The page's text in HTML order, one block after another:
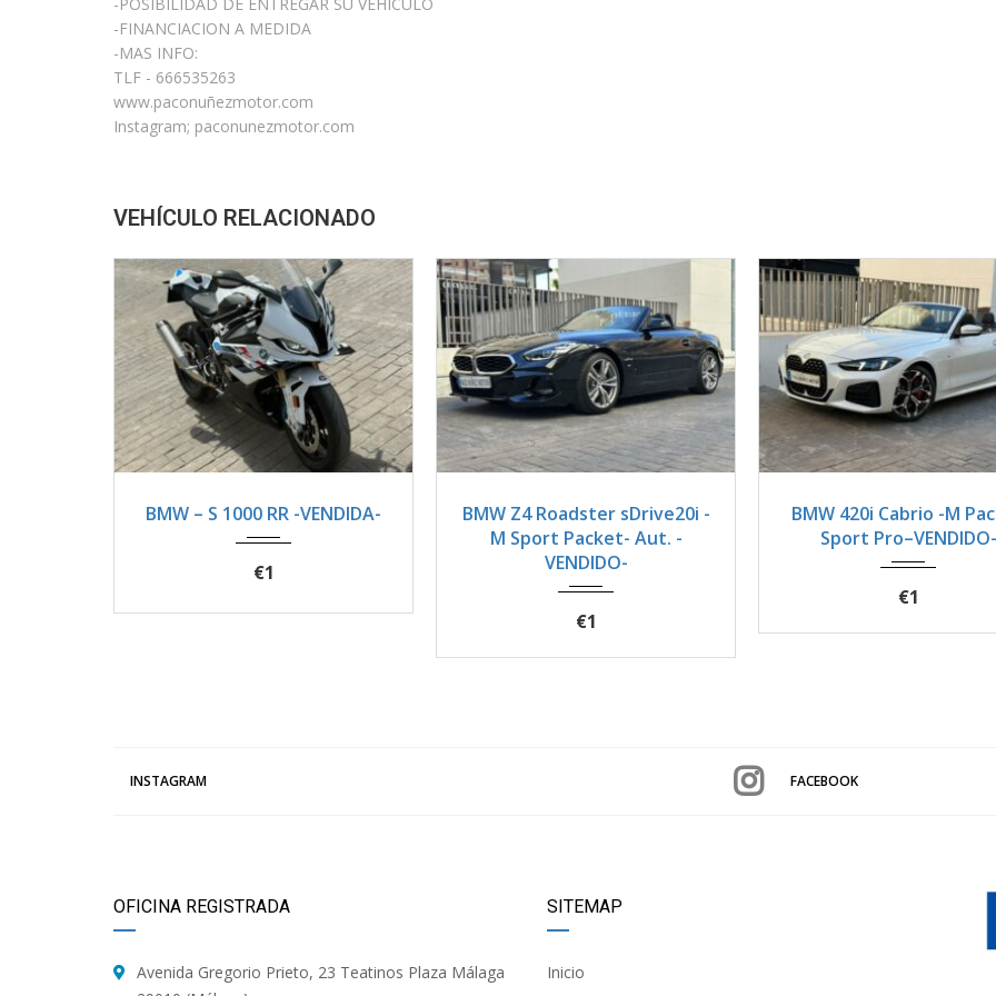
-FINANCIACION A MEDIDA
-MAS INFO:
TLF - 666535263
www.paconuñezmotor.com
Instagram; paconunezmotor.com
VEHÍCULO RELACIONADO
BMW Z4 Roadster sDrive20i -
M Sport Packet- Aut. -
VENDIDO-
€1
BMW 420i Cabrio -M Packet
Sport Pro–VENDIDO-
€1
BMW 120d Hibrido -M
Pro Packet-
€34.900
INSTAGRAM FACEBOOK
OFICINA REGISTRADA
Avenida Gregorio Prieto, 23 Teatinos Plaza Málaga
SITEMAP
Inicio